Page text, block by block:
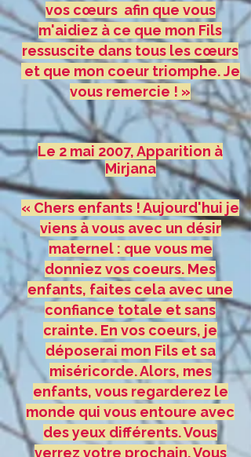
vos cœurs afin que vous
m'aidiez à ce que mon Fils
ressuscite dans tous les cœurs
et que mon coeur triomphe. Je
vous remercie ! »
Le 2 mai 2007, Apparition à
Mirjana
« Chers enfants ! Aujourd'hui je
viens à vous avec un désir
maternel : que vous me
donniez vos coeurs. Mes
enfants, faites cela avec une
confiance totale et sans
crainte. En vos coeurs, je
déposerai mon Fils et sa
miséricorde. Alors, mes
enfants, vous regarderez le
monde qui vous entoure avec
des yeux différents. Vous
verrez votre prochain. Vous